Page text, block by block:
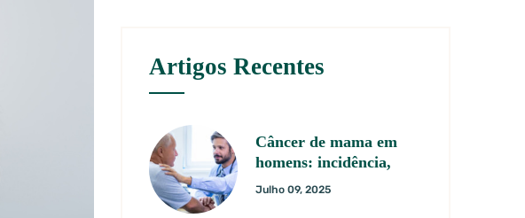
Artigos Recentes
Câncer de mama em
homens: incidência,
Julho 09, 2025